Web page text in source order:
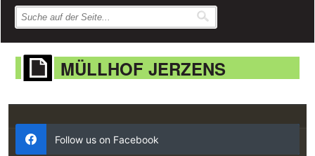
MÜLLHOF JERZENS
Follow us on Facebook